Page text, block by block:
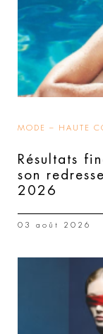
MODE – HAUTE
Résultats
son
2026
03 août 2026